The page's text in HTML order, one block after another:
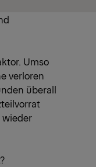
Umso
verloren
überall
wieder